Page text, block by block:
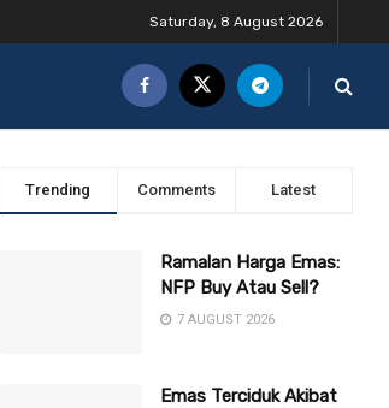
Saturday, 8 August 2026
Trending Comments Latest
Ramalan Harga Emas:
NFP Buy Atau Sell?
7 AUGUST 2026
Emas Terciduk Akibat